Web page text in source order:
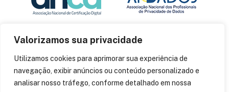
Valorizamos sua privacidade
Utilizamos cookies para aprimorar sua experiência de
navegação, exibir anúncios ou conteúdo personalizado e
analisar nosso tráfego, conforme detalhado em nossa